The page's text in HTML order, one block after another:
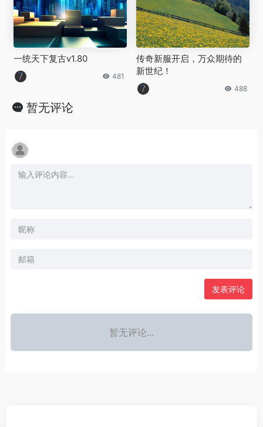
一统天下复古v1.80
481
传奇新服开启，万众期待的
新世纪！
488
暂无评论
发表评论
暂无评论...